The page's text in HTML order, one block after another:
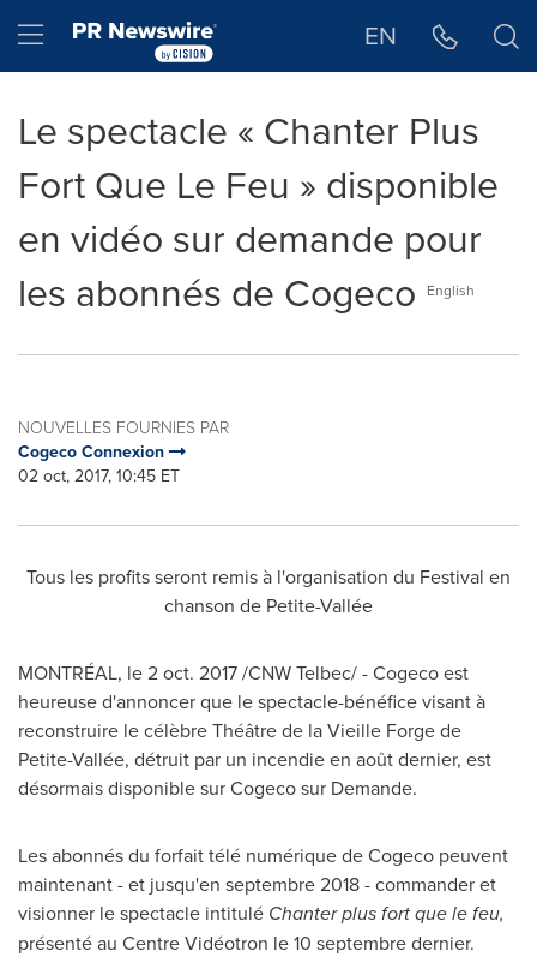
Hamburger menu EN
Le spectacle « Chanter Plus
Fort Que Le Feu » disponible
en vidéo sur demande pour
les abonnés de Cogeco
English
NOUVELLES FOURNIES PAR
Cogeco Connexion
02 oct, 2017, 10:45 ET
Tous les profits seront remis à l'organisation du Festival en
chanson de Petite-Vallée
MONTRÉAL, le2 oct. 2017/CNW Telbec/ - Cogeco est
heureuse d'annoncer que le spectacle-bénéfice visant à
reconstruire le célèbre Théâtre de la Vieille Forge de
Petite-Vallée, détruit par un incendie en août dernier, est
désormais disponible sur Cogeco sur Demande.
Les abonnés du forfait télé numérique de Cogeco peuvent
maintenant - et jusqu'en septembre 2018 - commander et
visionner le spectacle intitulé Chanter plus fort que le feu,
présenté au Centre Vidéotron le 10 septembre dernier.